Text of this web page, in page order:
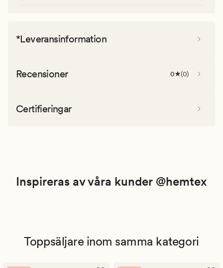
*Leveransinformation
Recensioner 0 (0)
Certifieringar
Inspireras av våra kunder @hemtex
Toppsäljare inom samma kategori